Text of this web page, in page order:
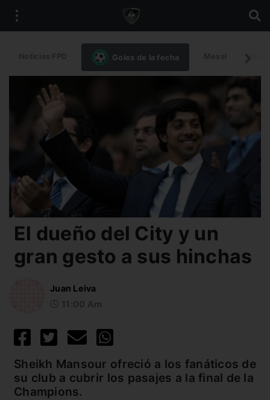
Goles de la fecha
El dueño del City y un
gran gesto a sus hinchas
Juan Leiva
Sheikh Mansour ofreció a los fanáticos de
su club a cubrir los pasajes a la final de la
Champions.